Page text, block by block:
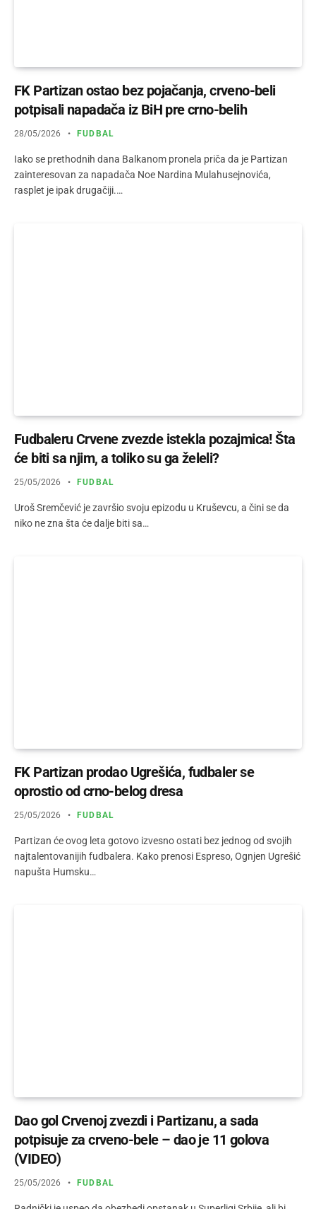
FK Partizan ostao bez pojačanja, crveno-beli
potpisali napadača iz BiH pre crno-belih
28/05/2026 FUDBAL
Iako se prethodnih dana Balkanom pronela priča da je Partizan
zainteresovan za napadača Noe Nardina Mulahusejnovića,
rasplet je ipak drugačiji.…
Fudbaleru Crvene zvezde istekla pozajmica! Šta
će biti sa njim, a toliko su ga želeli?
25/05/2026 FUDBAL
Uroš Sremčević je završio svoju epizodu u Kruševcu, a čini se da
niko ne zna šta će dalje biti sa…
FK Partizan prodao Ugrešića, fudbaler se
oprostio od crno-belog dresa
25/05/2026 FUDBAL
Partizan će ovog leta gotovo izvesno ostati bez jednog od svojih
najtalentovanijih fudbalera. Kako prenosi Espreso, Ognjen Ugrešić
napušta Humsku…
Dao gol Crvenoj zvezdi i Partizanu, a sada
potpisuje za crveno-bele – dao je 11 golova
(VIDEO)
25/05/2026 FUDBAL